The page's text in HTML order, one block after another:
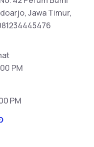
Jawa Timur,
PM
PM